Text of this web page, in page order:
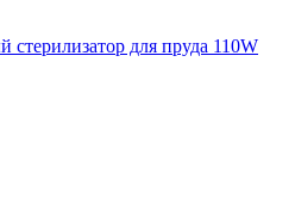
стерилизатор для пруда 110W